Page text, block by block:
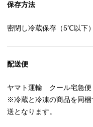
保存方法
密閉し冷蔵保存（5℃以下）
配送便
ヤマト運輸 クール宅急便
※冷蔵と冷凍の商品を同
送となります。